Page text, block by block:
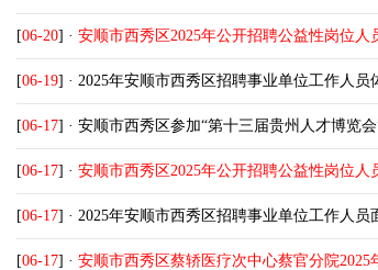
[06-20] · 安顺市西秀区2025年公开招聘公益性岗位人
[06-19] · 2025年安顺市西秀区招聘事业单位工作人员
[06-17] · 安顺市西秀区参加“第十三届贵州人才博览
[06-17] · 安顺市西秀区2025年公开招聘公益性岗位人
[06-17] · 2025年安顺市西秀区招聘事业单位工作人
[06-17] · 安顺市西秀区蔡轿医疗次中心蔡官分院2025